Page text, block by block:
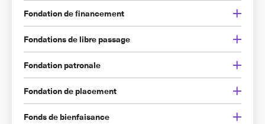
Fondation de financement
Fondations de libre passage
Fondation patronale
Fondation de placement
Fonds de bienfaisance